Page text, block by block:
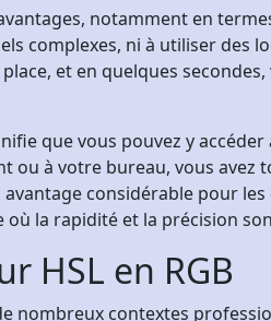
notamment en
complexes, ni à utiliser des
et en quelques
que vous pouvez y
ou à votre bureau, vous avez
considérable pour
la rapidité et la précision
HSL en RGB
nombreux contextes